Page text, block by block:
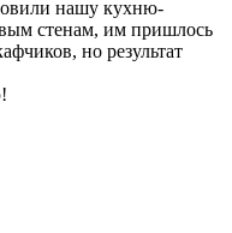
нашу кухню-
стенам, им пришлось
но результат